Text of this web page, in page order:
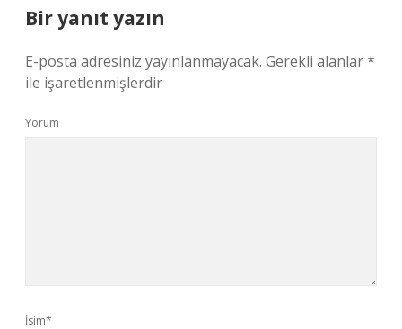
Bir yanıt yazın
E-posta adresiniz yayınlanmayacak. Gerekli alanlar*
ile işaretlenmişlerdir
Yorum
İsim*